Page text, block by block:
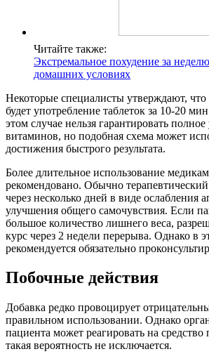
Читайте также:
Экстремальное похудение за
домашних условиях
Некоторые специалисты утверждают,
будет употребление таблеток за 10-20
этом случае нельзя гарантировать
витаминов, но подобная схема может
достижения быстрого результата.
Более длительное использование
рекомендовано. Обычно
через несколько дней в виде ослабления
улучшения общего самочувствия. Если
большое количество лишнего веса,
курс через 2 недели перерыва. Однако в
рекомендуется обязательно
Побочные действия
Добавка редко провоцирует
правильном использовании. Однако
пациента может реагировать на
такая вероятность не исключается.